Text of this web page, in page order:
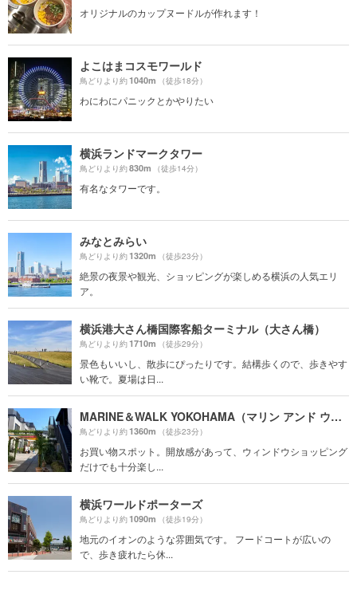
オリジナルのカップヌードルが作れます！
よこはまコスモワールド
鳥どりより約1040m （徒歩18分）
わにわにパニックとかやりたい
横浜ランドマークタワー
鳥どりより約830m （徒歩14分）
有名なタワーです。
みなとみらい
鳥どりより約1320m （徒歩23分）
絶景の夜景や観光、ショッピングが楽しめる横浜の人気エリ
ア。
横浜港大さん橋国際客船ターミナル（大さん橋）
鳥どりより約1710m （徒歩29分）
景色もいいし、散歩にぴったりです。結構歩くので、歩きやす
い靴で。夏場は日...
MARINE＆WALK YOKOHAMA（マリン アンド ウォーク ヨコハマ）
鳥どりより約1360m （徒歩23分）
お買い物スポット。開放感があって、ウィンドウショッピング
だけでも十分楽し...
横浜ワールドポーターズ
鳥どりより約1090m （徒歩19分）
地元のイオンのような雰囲気です。 フードコートが広いの
で、歩き疲れたら休...